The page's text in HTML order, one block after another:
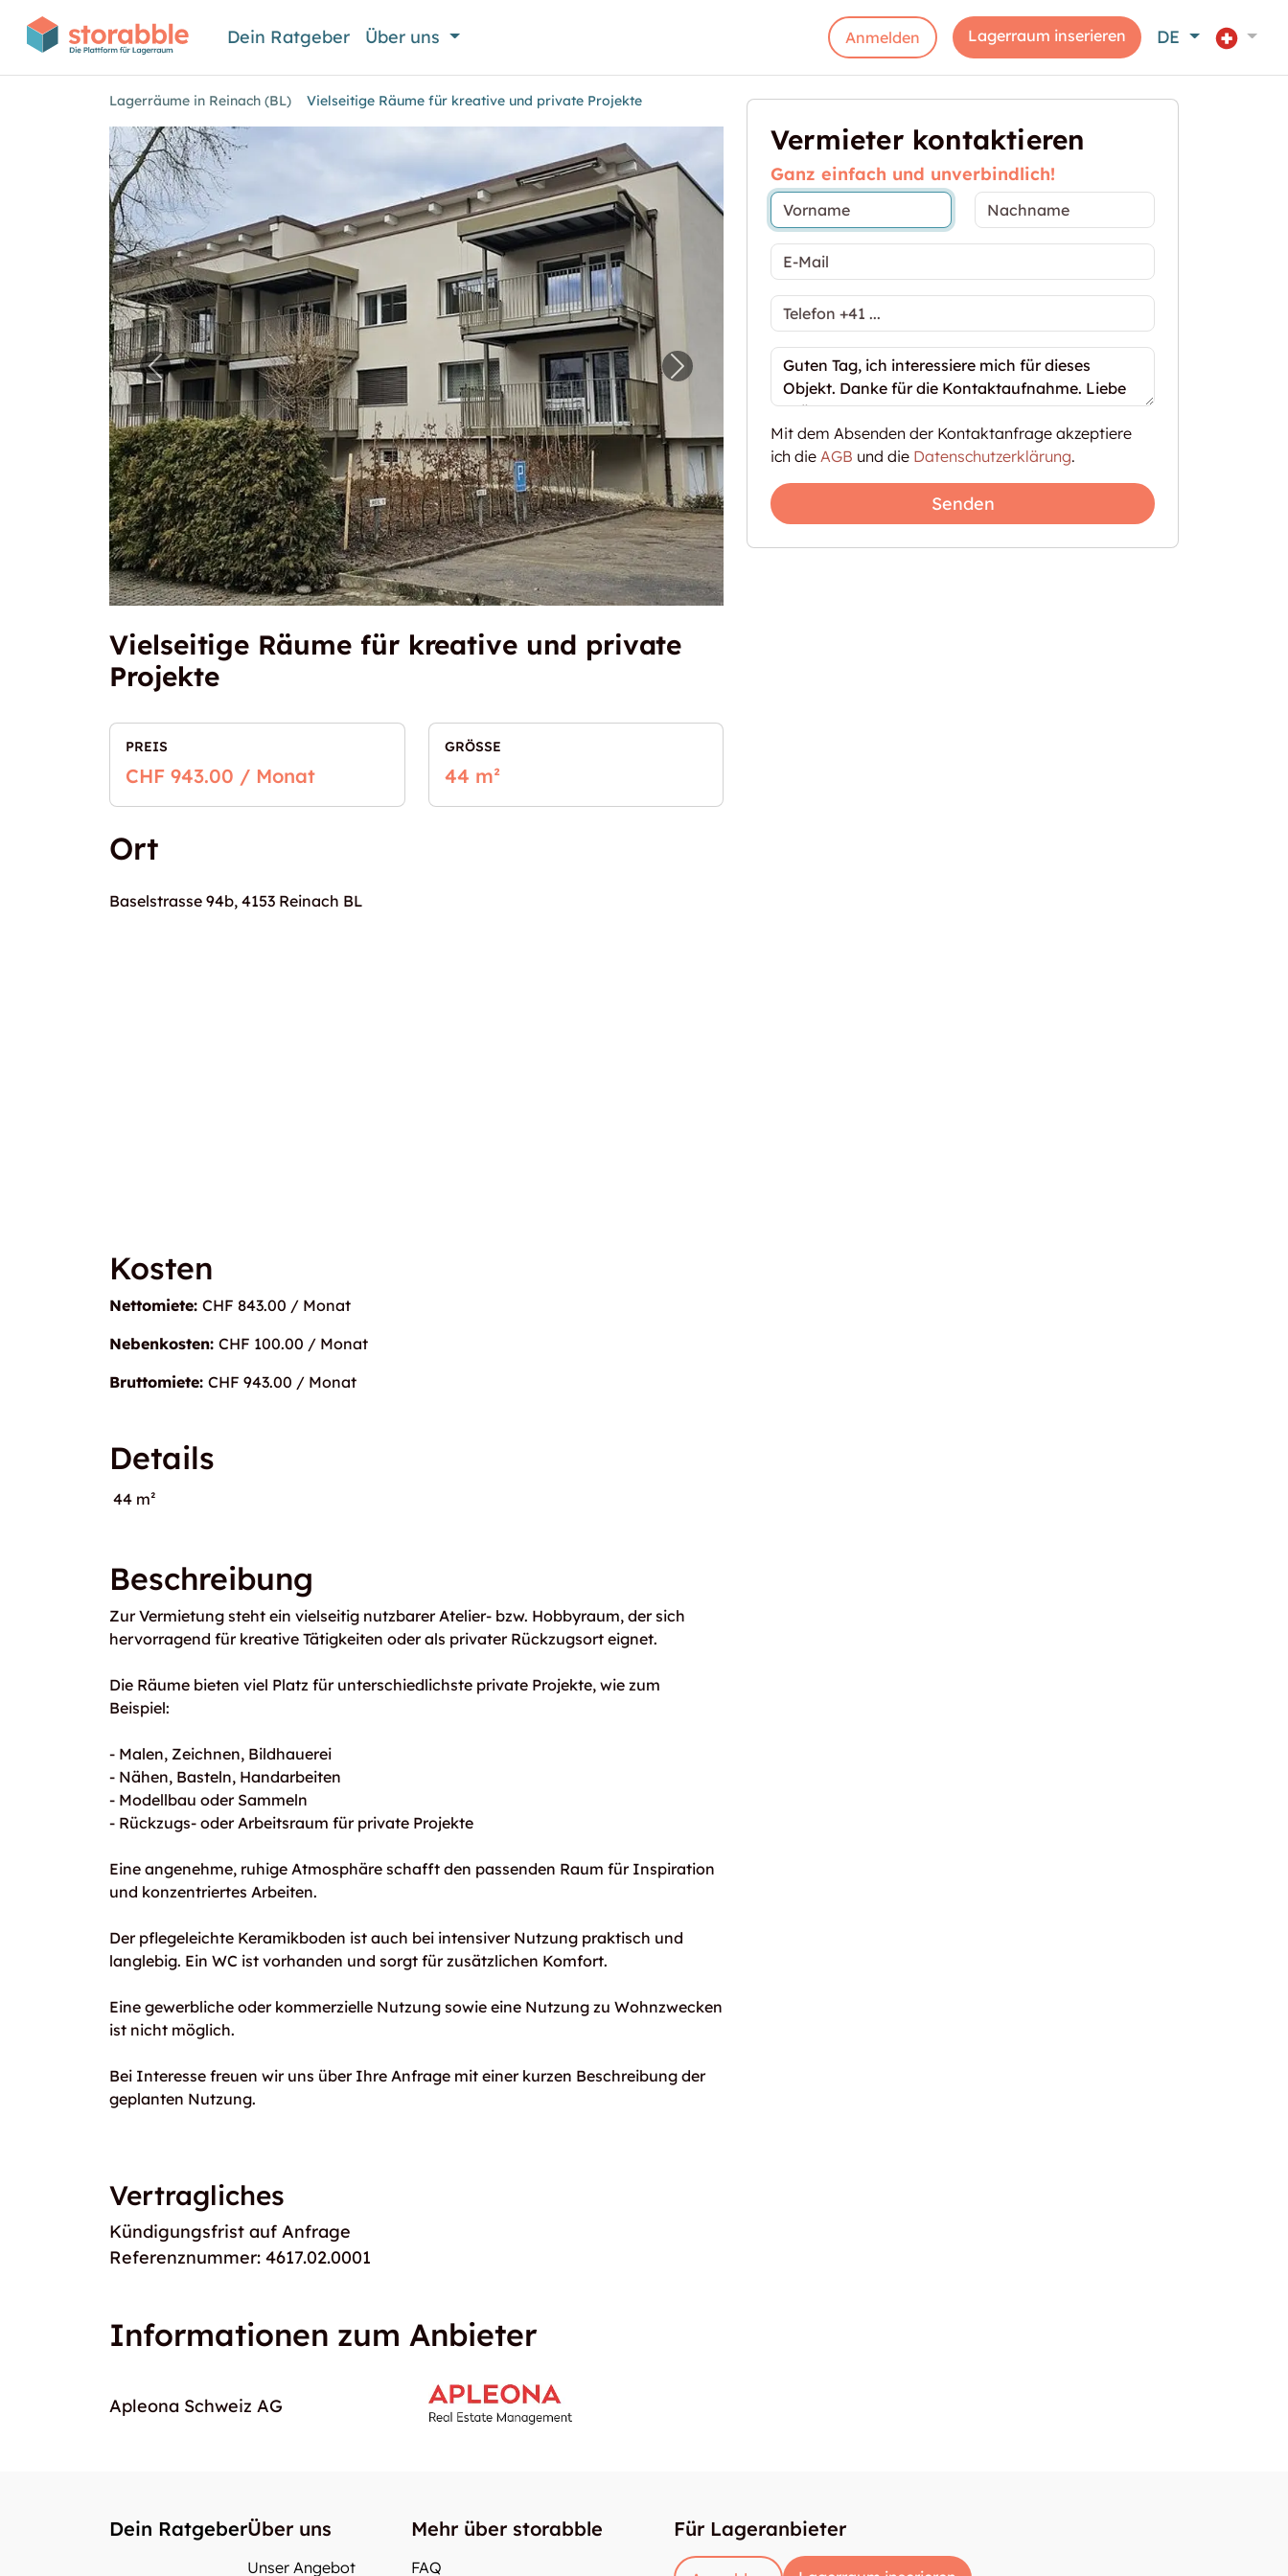
Dein Ratgeber Über uns Anmelden Lagerraum inserieren DE
Lagerräume in Reinach (BL) Vielseitige Räume für kreative und private Projekte
Vorheriges Bild für "Vielseitige Räume für kreative und private Projekte"Nächstes Bild für "Vielseitige Räume für kreative und private Projekte"
Vielseitige Räume für kreative und private
Projekte
PREIS
CHF 943.00 / Monat
GRÖSSE
44 m²
Ort
Baselstrasse 94b, 4153 Reinach BL
Kosten
Nettomiete: CHF 843.00 / Monat
Nebenkosten: CHF 100.00 / Monat
Bruttomiete: CHF 943.00 / Monat
Details
44 m²
Beschreibung
Zur Vermietung steht ein vielseitig nutzbarer Atelier- bzw. Hobbyraum, der sich
hervorragend für kreative Tätigkeiten oder als privater Rückzugsort eignet.
Die Räume bieten viel Platz für unterschiedlichste private Projekte, wie zum
Beispiel:
- Malen, Zeichnen, Bildhauerei
- Nähen, Basteln, Handarbeiten
- Modellbau oder Sammeln
- Rückzugs- oder Arbeitsraum für private Projekte
Eine angenehme, ruhige Atmosphäre schafft den passenden Raum für Inspiration
und konzentriertes Arbeiten.
Der pflegeleichte Keramikboden ist auch bei intensiver Nutzung praktisch und
langlebig. Ein WC ist vorhanden und sorgt für zusätzlichen Komfort.
Eine gewerbliche oder kommerzielle Nutzung sowie eine Nutzung zu Wohnzwecken
ist nicht möglich.
Bei Interesse freuen wir uns über Ihre Anfrage mit einer kurzen Beschreibung der
geplanten Nutzung.
Vertragliches
Kündigungsfrist auf Anfrage
Referenznummer: 4617.02.0001
Informationen zum Anbieter
Apleona Schweiz AG
Vermieter kontaktieren
Ganz einfach und unverbindlich!
Mit dem Absenden der Kontaktanfrage akzeptiere
ich die AGB und die Datenschutzerklärung.
Senden
Dein RatgeberÜber uns
Unser Angebot
Mehr über storabble
FAQ
Für Lageranbieter